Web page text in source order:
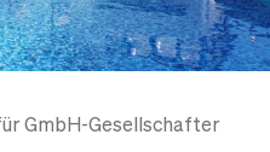
GmbH-Gesellschafter